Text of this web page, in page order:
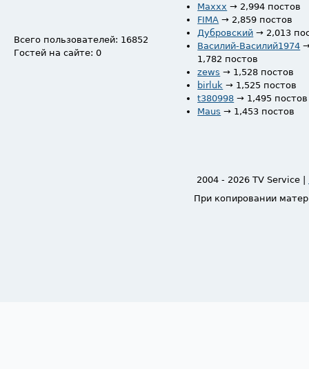
Всего пользователей: 16852
Гостей на сайте: 0
Maxxx → 2,994 постов
FIMA → 2,859 постов
Дубровский → 2,013
Василий-Василий1974
1,782 постов
zews → 1,528 постов
birluk → 1,525 постов
t380998 → 1,495 постов
Maus → 1,453 постов
2004 - 2026 TV Service |
При копировании